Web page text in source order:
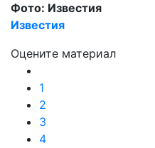
Фото: Известия
Известия
Оцените материал
1
2
3
4